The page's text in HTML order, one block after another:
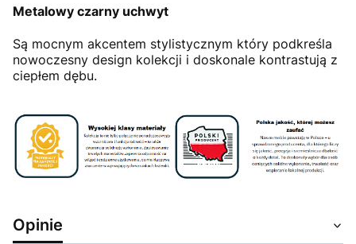
Metalowy czarny uchwyt
Są mocnym akcentem stylistycznym który podkreśla
nowoczesny design kolekcji i doskonale kontrastują z
ciepłem dębu.
Opinie